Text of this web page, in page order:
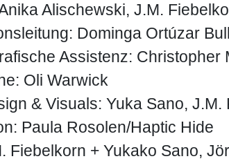
Alischewski, J.M.
Dominga Ortúzar
Assistenz: Christopher
Oli Warwick
& Visuals: Yuka Sano, J.M.
Paula Rosolen/Haptic Hide
Fiebelkorn + Yukako Sano,